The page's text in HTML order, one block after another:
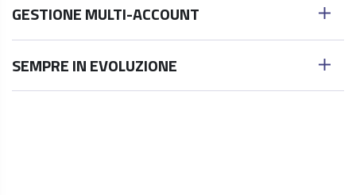
GESTIONE MULTI-ACCOUNT
Invitanuovi utenti e collaboratori ad accedere al tuo
account e permettere loro di
consultare o modificare
determinate informazioni da te prescelte. Ideale per
SEMPRE IN EVOLUZIONE